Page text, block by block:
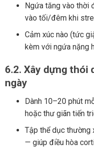
Ngứa tăng vào thời
vào tối/đêm khi
Cảm xúc nào (tức
kèm với ngứa nặng
6.2. Xây dựng thói
ngày
Dành 10–20 phút
hoặc thư giãn tiến
Tập thể dục thường
— giúp điều hòa